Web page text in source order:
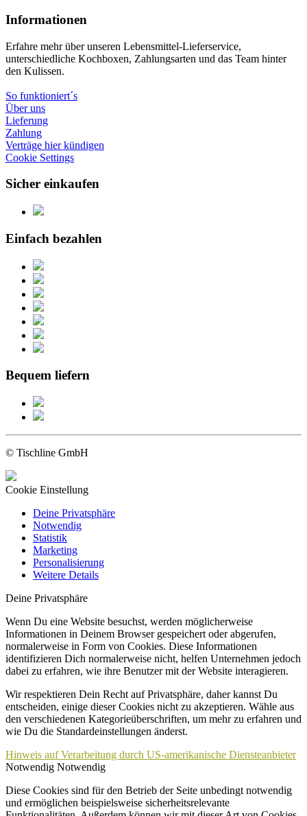
Informationen
Erfahre mehr über unseren Lebensmittel-Lieferservice,
unterschiedliche Kochboxen, Zahlungsarten und das Team hinter
den Kulissen.
So funktioniert´s
Über uns
Lieferung
Zahlung
Verträge hier kündigen
Cookie Settings
Sicher einkaufen
Einfach bezahlen
Bequem liefern
© Tischline GmbH
Cookie Einstellung
Deine Privatsphäre
Notwendig
Statistik
Marketing
Personalisierung
Weitere Details
Deine Privatsphäre
Wenn Du eine Website besuchst, werden möglicherweise
Informationen in Deinem Browser gespeichert oder abgerufen,
normalerweise in Form von Cookies. Diese Informationen
identifizieren Dich normalerweise nicht, helfen Unternehmen jedoch
dabei zu erfahren, wie ihre Benutzer mit der Website interagieren.
Wir respektieren Dein Recht auf Privatsphäre, daher kannst Du
entscheiden, einige dieser Cookies nicht zu akzeptieren. Wähle aus
den verschiedenen Kategorieüberschriften, um mehr zu erfahren und
wie Du die Standardeinstellungen änderst.
Hinweis auf Verarbeitung durch US-amerikanische Diensteanbieter
Notwendig Notwendig
Diese Cookies sind für den Betrieb der Seite unbedingt notwendig
und ermöglichen beispielsweise sicherheitsrelevante